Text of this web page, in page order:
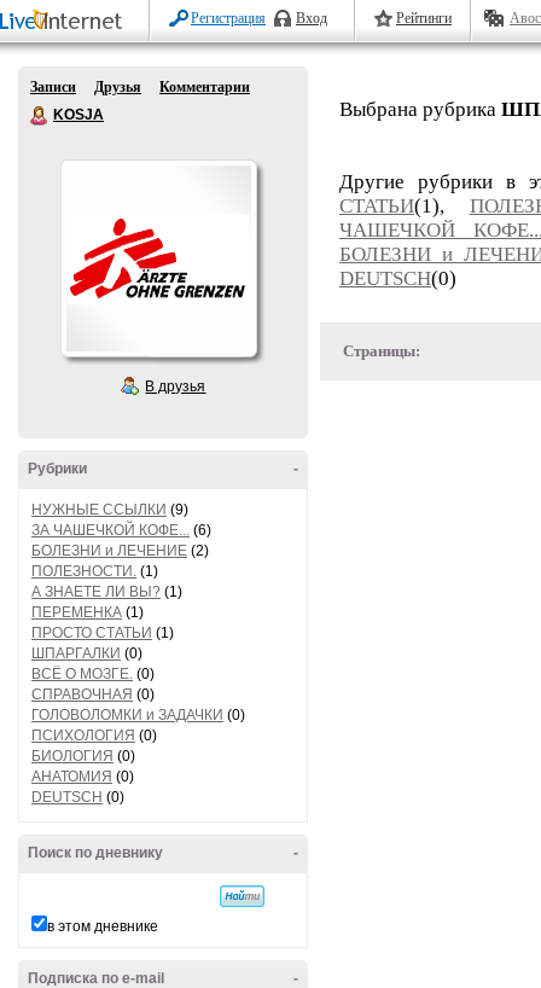
Регистрация Вход Рейтинги
Записи Друзья
Комментарии
KOSJA
В друзья
-
Рубрики
НУЖНЫЕ ССЫЛКИ (9)
ЗА ЧАШЕЧКОЙ КОФЕ... (6)
БОЛЕЗНИ и ЛЕЧЕНИЕ (2)
ПОЛЕЗНОСТИ. (1)
А ЗНАЕТЕ ЛИ ВЫ? (1)
ПЕРЕМЕНКА (1)
ПРОСТО СТАТЬИ (1)
ШПАРГАЛКИ (0)
ВСЁ О МОЗГЕ. (0)
СПРАВОЧНАЯ (0)
ГОЛОВОЛОМКИ и ЗАДАЧКИ (0)
ПСИХОЛОГИЯ (0)
БИОЛОГИЯ (0)
АНАТОМИЯ (0)
DEUTSCH (0)
-
Поиск по дневнику
в этом дневнике
-
Подписка по e-mail
Выбрана рубрика
Другие рубрики в
СТАТЬИ(1),
ЧАШЕЧКОЙ
БОЛЕЗНИ и
DEUTSCH(0)
Страницы: